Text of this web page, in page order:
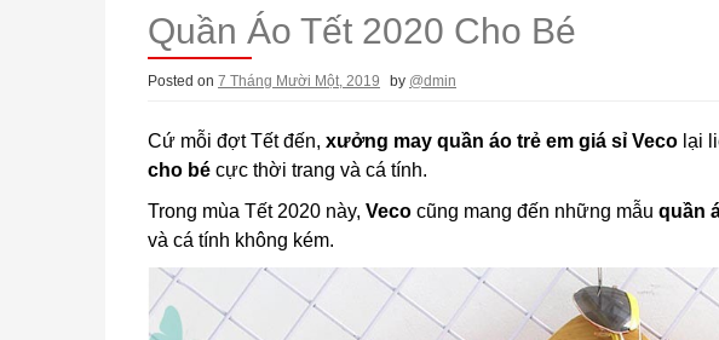
Quần Áo Tết 2020 Cho Bé
Posted on 7 Tháng Mười Một, 2019 by @dmin
Cứ mỗi đợt Tết đến, xưởng may quần áo trẻ em giá sỉ Veco lại
cho bé cực thời trang và cá tính.
Trong mùa Tết 2020 này, Veco cũng mang đến những mẫu quần
và cá tính không kém.